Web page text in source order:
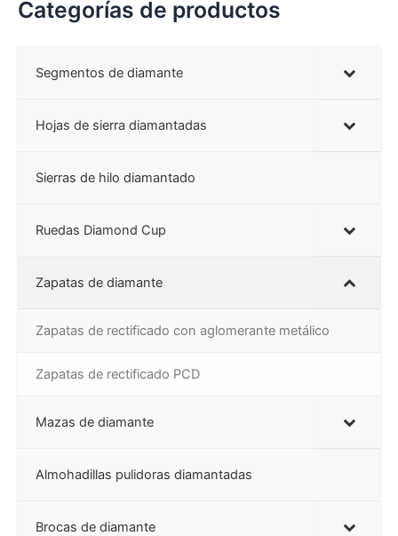
Categorías de productos
Segmentos de diamante
Hojas de sierra diamantadas
Sierras de hilo diamantado
Ruedas Diamond Cup
Zapatas de diamante
Zapatas de rectificado con aglomerante metálico
Zapatas de rectificado PCD
Mazas de diamante
Almohadillas pulidoras diamantadas
Brocas de diamante